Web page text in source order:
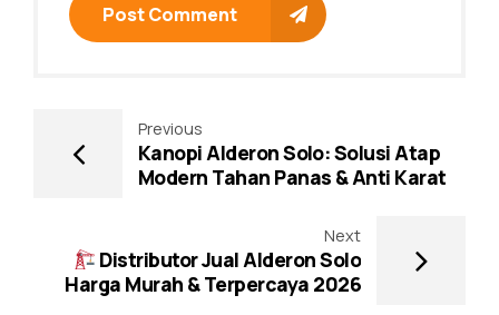
Post Comment
Previous
Kanopi Alderon Solo: Solusi Atap
Modern Tahan Panas & Anti Karat
Next
Distributor Jual Alderon Solo
Harga Murah & Terpercaya 2026